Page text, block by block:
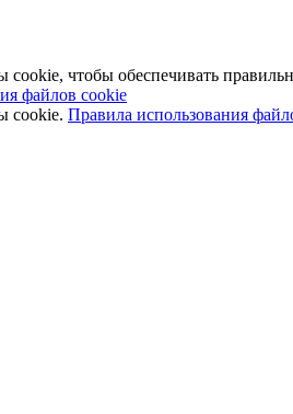
чтобы обеспечивать
файлов cookie
cookie. Правила использования